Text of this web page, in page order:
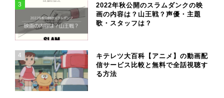
3
2022年秋公開のスラムダンクの映
画の内容は？山王戦？声優・主題
歌・スタッフは？
4
キテレツ大百科【アニメ】の動画配
信サービス比較と無料で全話視聴す
る方法